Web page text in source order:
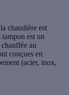
chaudière est
est un
au
conçues en
(acier, inox,